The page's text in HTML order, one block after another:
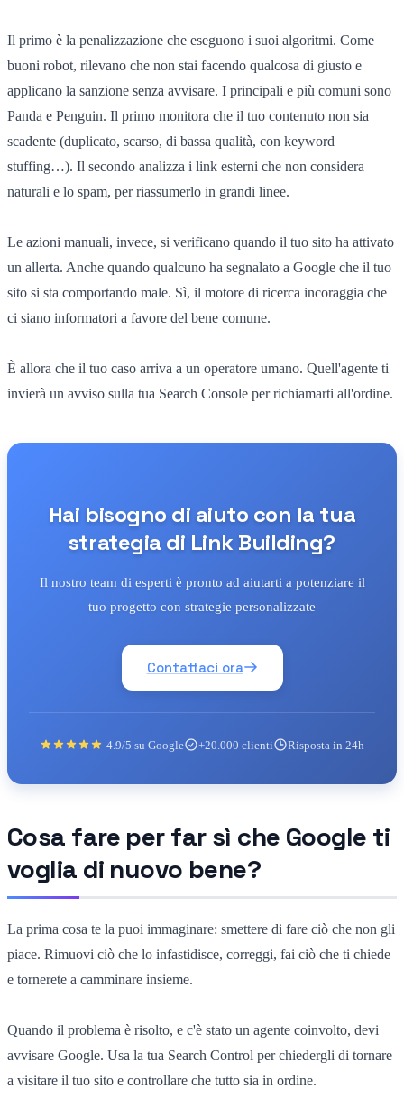
Il primo è la penalizzazione che eseguono i suoi algoritmi. Come
buoni robot, rilevano che non stai facendo qualcosa di giusto e
applicano la sanzione senza avvisare. I principali e più comuni sono
Panda e Penguin. Il primo monitora che il tuo contenuto non sia
scadente (duplicato, scarso, di bassa qualità, con keyword
stuffing…). Il secondo analizza i link esterni che non considera
naturali e lo spam, per riassumerlo in grandi linee.
Le azioni manuali, invece, si verificano quando il tuo sito ha attivato
un allerta. Anche quando qualcuno ha segnalato a Google che il tuo
sito si sta comportando male. Sì, il motore di ricerca incoraggia che
ci siano informatori a favore del bene comune.
È allora che il tuo caso arriva a un operatore umano. Quell'agente ti
invierà un avviso sulla tua Search Console per richiamarti all'ordine.
Hai bisogno di aiuto con la tua
strategia di Link Building?
Il nostro team di esperti è pronto ad aiutarti a potenziare il
tuo progetto con strategie personalizzate
Contattaci ora
4.9/5 su Google +20.000 clienti Risposta in 24h
Cosa fare per far sì che Google ti
voglia di nuovo bene?
La prima cosa te la puoi immaginare: smettere di fare ciò che non gli
piace. Rimuovi ciò che lo infastidisce, correggi, fai ciò che ti chiede
e tornerete a camminare insieme.
Quando il problema è risolto, e c'è stato un agente coinvolto, devi
avvisare Google. Usa la tua Search Control per chiedergli di tornare
a visitare il tuo sito e controllare che tutto sia in ordine.